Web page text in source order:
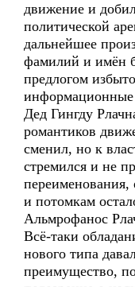
движение и
политической
дальнейшее
фамилий и имён
предлогом
информационные
Дед Гингду
романтиков
сменил, но к
стремился и не
переименования,
и потомкам
Альмрофанос
Всё-таки
нового типа
преимущество,